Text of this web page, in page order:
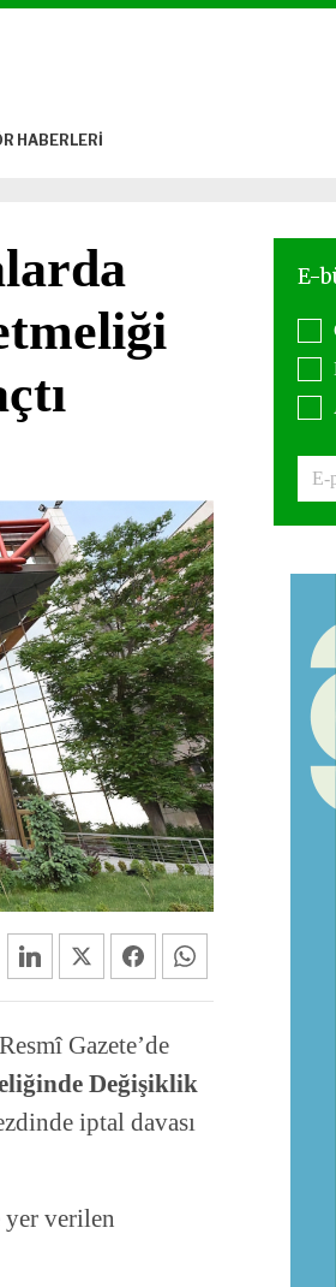
HABERLERİ
Gazete’de
Değişiklik
iptal davası
yer verilen